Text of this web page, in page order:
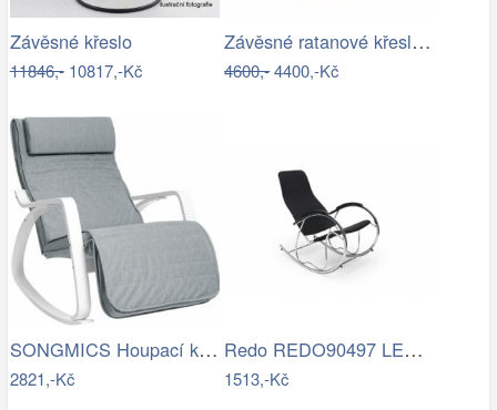
Závěsné křeslo
11846,-10817,-Kč
Závěsné ratanové křeslo GOLDIE - světlý…
4600,-4400,-Kč
SONGMICS Houpací křeslo Faux světle šedé
2821,-Kč
Redo REDO90497 LED venkovní nástěnné…
1513,-Kč